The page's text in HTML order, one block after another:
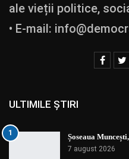
ale vieții politice,
• E-mail:
ULTIMILE ȘTIRI
1 Șoseaua
7 august 2026